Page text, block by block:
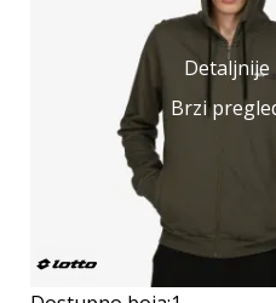
Detaljnije
Brzi